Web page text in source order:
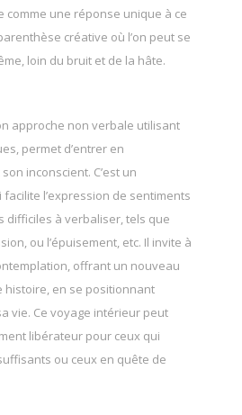
une réponse unique à ce
créative où l’on peut se
loin du bruit et de la hâte.
approche non verbale utilisant
permet d’entrer en
inconscient. C’est un
l’expression de sentiments
difficiles à verbaliser, tels que
ou l’épuisement, etc. Il invite à
offrant un nouveau
histoire, en se positionnant
vie. Ce voyage intérieur peut
libérateur pour ceux qui
ou ceux en quête de